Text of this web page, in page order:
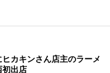
カキンさん店主のラーメ
出店